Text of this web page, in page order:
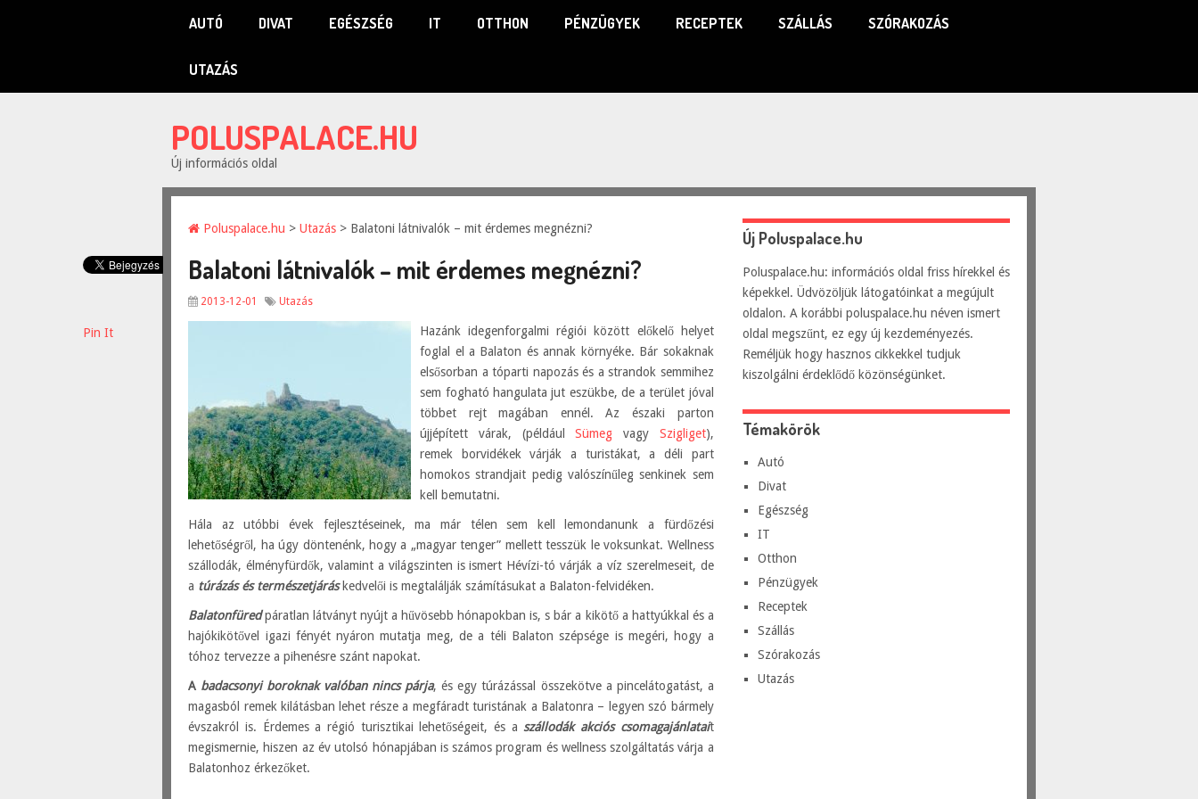
AUTÓ DIVAT EGÉSZSÉG IT OTTHON PÉNZÜGYEK RECEPTEK SZÁLLÁS SZÓRAKOZÁS
UTAZÁS
POLUSPALACE.HU
Új információs oldal
Poluspalace.hu >Utazás > Balatoni látnivalók – mit érdemes megnézni?
Balatoni látnivalók – mit érdemes megnézni?
2013-12-01 Utazás
Hazánk idegenforgalmi régiói között előkelő helyet
foglal el a Balaton és annak környéke. Bár sokaknak
elsősorban a tóparti napozás és a strandok semmihez
sem fogható hangulata jut eszükbe, de a terület jóval
többet rejt magában ennél. Az északi parton
újjépített várak, (példáulSümeg vagy Szigliget),
remek borvidékek várják a turistákat, a déli part
homokos strandjait pedig valószínűleg senkinek sem
kell bemutatni.
Hála az utóbbi évek fejlesztéseinek, ma már télen sem kell lemondanunk a fürdőzési
lehetőségről, ha úgy döntenénk, hogy a „magyar tenger” mellett tesszük le voksunkat. Wellness
szállodák, élményfürdők, valamint a világszinten is ismert Hévízi-tó várják a víz szerelmeseit, de
a túrázás és természetjáráskedvelői is megtalálják számításukat a Balaton-felvidéken.
Balatonfüredpáratlan látványt nyújt a hűvösebb hónapokban is, s bár a kikötő a hattyúkkal és a
hajókikötővel igazi fényét nyáron mutatja meg, de a téli Balaton szépsége is megéri, hogy a
tóhoz tervezze a pihenésre szánt napokat.
A badacsonyi boroknak valóban nincs párja, és egy túrázással összekötve a pincelátogatást, a
magasból remek kilátásban lehet része a megfáradt turistának a Balatonra – legyen szó bármely
évszakról is. Érdemes a régió turisztikai lehetőségeit, és a szállodák akciós csomagajánlatait
megismernie, hiszen az év utolsó hónapjában is számos program és wellness szolgáltatás várja a
Balatonhoz érkezőket.
Pin It
Új Poluspalace.hu
Poluspalace.hu: információs oldal friss hírekkel és
képekkel. Üdvözöljük látogatóinkat a megújult
oldalon. A korábbi poluspalace.hu néven ismert
oldal megszűnt, ez egy új kezdeményezés.
Reméljük hogy hasznos cikkekkel tudjuk
kiszolgálni érdeklődő közönségünket.
Témakörök
Autó
Divat
Egészség
IT
Otthon
Pénzügyek
Receptek
Szállás
Szórakozás
Utazás